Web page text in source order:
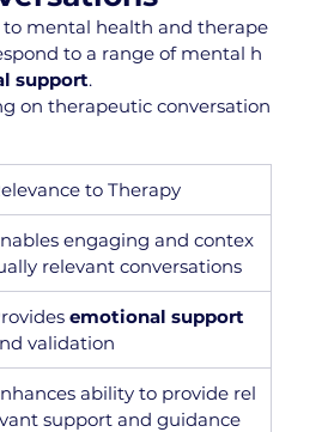
mental health and therape
to a range of mental h
support.
on therapeutic conversation
to Therapy
engaging and contex
relevant conversations
emotional support
validation
ability to provide rel
support and guidance